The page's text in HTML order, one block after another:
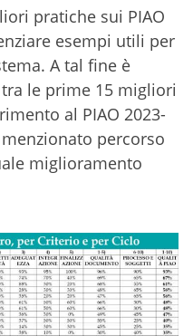
pratiche sui PIAO
esempi utili per
A tal fine è
le prime 15 migliori
al PIAO 2023-
percorso
miglioramento